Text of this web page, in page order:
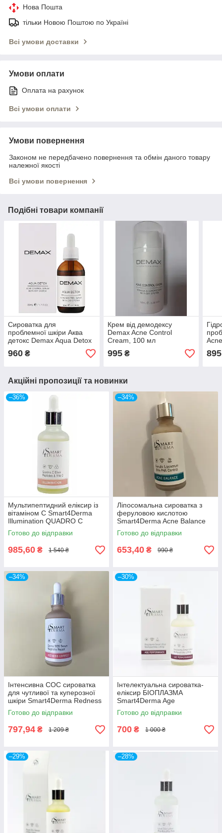
Нова Пошта
тільки Новою Поштою по Україні
Всі умови доставки
Умови оплати
Оплата на рахунок
Всі умови оплати
Умови повернення
Законом не передбачено повернення та обмін даного товару
належної якості
Всі умови повернення
Подібні товари компанії
Сироватка для
проблемної шкіри Аква
детокс Demax Aqua Detox
Acne
960 ₴
Крем від демодексу
Demax Acne Control
Cream, 100 мл
995₴ 895
Акційні пропозиції та новинки
–36%
Мультипептидний еліксир із
вітаміном С Smart4Derma
Illumination QUADRO C
ELIXIR PEPTIDES & VITA C
50мл
Готово до відправки
985,60 ₴ 1 540 ₴
–34%
Ліпосомальна сироватка з
феруловою кислотою
Smart4Derma Acne Balance
FERRULIC LIPOSERUM BHA-
PHA CONTROL
Готово до відправки
653,40 ₴ 990 ₴
–34%
Інтенсивна СОС сироватка
для чутливої та куперозної
шкіри Smart4Derma Redness
Correct DERMA SOS SERUM
MAGNOLIA REPAIR
Готово до відправки
797,94 ₴ 1 209 ₴
–30%
Інтелектуальна сироватка-
еліксир БІОПЛАЗМА
Smart4Derma Age
Performance BIOPLASMA
SMART ELIXIR
MULTIPEPTIDES LIFTING
50мл
Готово до відправки
700 ₴ 1 000 ₴
–29% –28%